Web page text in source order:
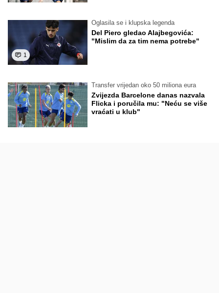
1
Oglasila se i klupska legenda
Del Piero gledao Alajbegovića:
"Mislim da za tim nema potrebe"
Transfer vrijedan oko 50 miliona eura
Zvijezda Barcelone danas nazvala
Flicka i poručila mu: "Neću se više
vraćati u klub"